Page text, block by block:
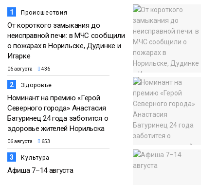
Медиакомпании
1 Происшествия
От короткого замыкания до
неисправной печи: в МЧС сообщили
о пожарах в Норильске, Дудинке и
Игарке
06 августа 436
2 Здоровье
Номинант на премию «Герой
Северного города» Анастасия
Батуринец 24 года заботится о
здоровье жителей Норильска
06 августа 653
3 Культура
Афиша 7–14 августа